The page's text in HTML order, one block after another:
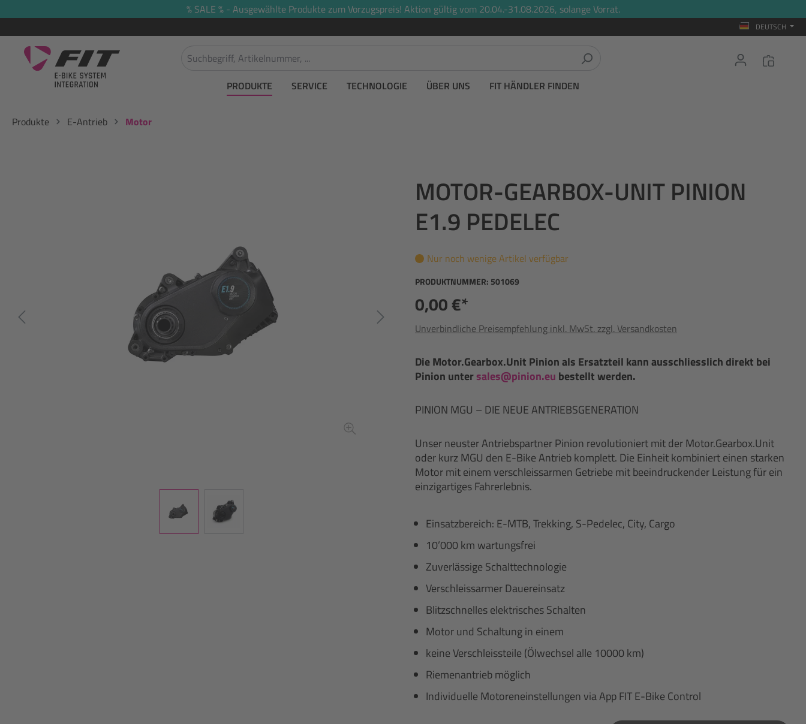
% SALE % - Ausgewählte Produkte zum Vorzugspreis! Aktion gültig vom 20.04.-31.08.2026, solange Vorrat.
DEUTSCH
PRODUKTE SERVICE TECHNOLOGIE ÜBER UNS FIT HÄNDLER FINDEN
Produkte E-Antrieb Motor
MOTOR-GEARBOX-UNIT PINION
E1.9 PEDELEC
Nur noch wenige Artikel verfügbar
PRODUKTNUMMER: 501069
0,00 €*
Unverbindliche Preisempfehlung inkl. MwSt. zzgl. Versandkosten
Die Motor.Gearbox.Unit Pinion als Ersatzteil kann ausschliesslich direkt bei
Pinion untersales@pinion.eu bestellt werden.
PINION MGU – DIE NEUE ANTRIEBSGENERATION
Unser neuster Antriebspartner Pinion revolutioniert mit der Motor.Gearbox.Unit
oder kurz MGU den E-Bike Antrieb komplett. Die Einheit kombiniert einen starken
Motor mit einem verschleissarmen Getriebe mit beeindruckender Leistung für ein
einzigartiges Fahrerlebnis.
Einsatzbereich: E-MTB, Trekking, S-Pedelec, City, Cargo
10’000 km wartungsfrei
Zuverlässige Schalttechnologie
Verschleissarmer Dauereinsatz
Blitzschnelles elektrisches Schalten
Motor und Schaltung in einem
keine Verschleissteile (Ölwechsel alle 10000 km)
Riemenantrieb möglich
Individuelle Motoreneinstellungen via App FIT E-Bike Control